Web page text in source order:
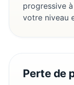
progressive
votre niveau
Perte de